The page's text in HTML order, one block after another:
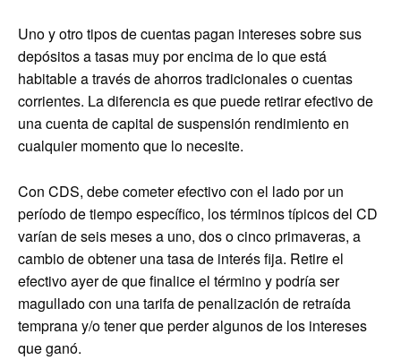
Uno y otro tipos de cuentas pagan intereses sobre sus
depósitos a tasas muy por encima de lo que está
habitable a través de ahorros tradicionales o cuentas
corrientes. La diferencia es que puede retirar efectivo de
una cuenta de capital de suspensión rendimiento en
cualquier momento que lo necesite.
Con CDS, debe cometer efectivo con el lado por un
período de tiempo específico, los términos típicos del CD
varían de seis meses a uno, dos o cinco primaveras, a
cambio de obtener una tasa de interés fija. Retire el
efectivo ayer de que finalice el término y podría ser
magullado con una tarifa de penalización de retraída
temprana y/o tener que perder algunos de los intereses
que ganó.